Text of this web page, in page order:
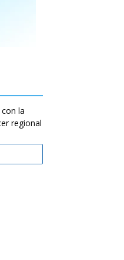
la
regional